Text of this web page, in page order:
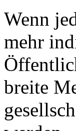
Wenn
mehr
breite